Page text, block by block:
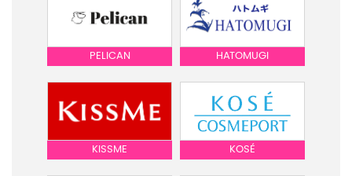
PELICAN HATOMUGI
KISSME KOSÉ